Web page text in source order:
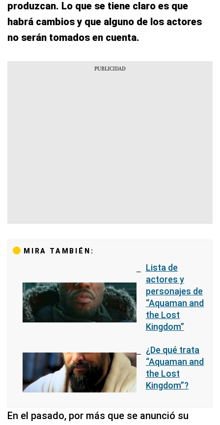
produzcan. Lo que se tiene claro es que
habrá cambios y que alguno de los actores
no serán tomados en cuenta.
MIRA TAMBIÉN:
Lista de
actores y
personajes de
“Aquaman and
the Lost
Kingdom”
¿De qué trata
“Aquaman and
the Lost
Kingdom”?
En el pasado, por más que se anunció su